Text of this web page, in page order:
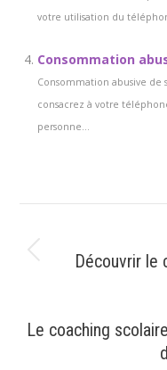
votre utilisation du
Consommation
Consommation abusive de
consacrez à votre
personne...
article
Découvrir le
Le coaching